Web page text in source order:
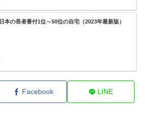
日本の長者番付1位～50位の自宅（2023年最新版）
Facebook LINE